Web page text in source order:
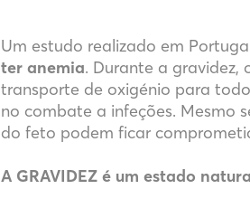
Um estudo realizado em
ter anemia. Durante a gravidez,
transporte de oxigénio para
no combate a infeções. Mesmo
do feto podem ficar
A GRAVIDEZ é um estado